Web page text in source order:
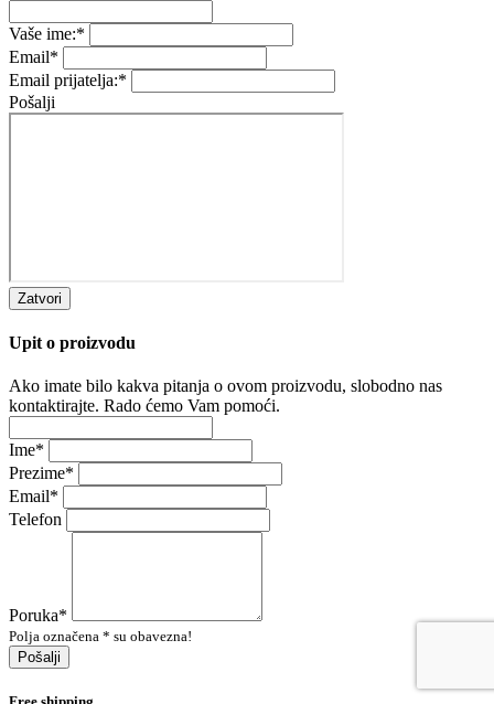
Vaše ime:*
Email*
Email prijatelja:*
Pošalji
Zatvori
Upit o proizvodu
Ako imate bilo kakva pitanja o ovom proizvodu, slobodno nas
kontaktirajte. Rado ćemo Vam pomoći.
Ime*
Prezime*
Email*
Telefon
Poruka*
Polja označena * su obavezna!
Pošalji